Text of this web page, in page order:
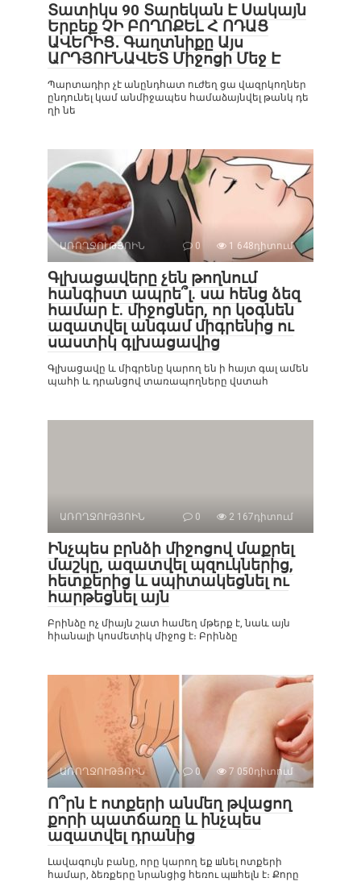
Տատիկս 90 Տարեկան Է Սակայն
Երբեք ՉԻ ԲՈՂՈՔԵԼ Հ ՈԴԱՑ
ԱՎԵՐԻՑ․ Գաղտնիքը Այս
ԱՐԴՅՈՒՆԱՎԵՏ Միջոցի Մեջ Է
Պարտադիր չէ անընդհատ ուժեղ ցա վազրկողներ
ընդունել կամ անմիջապես համաձայնվել թանկ դե
ղի նե
ԱՌՈՂՋՈՒԹՅՈԻՆ 0 1 648դիտում
Գլխացավերը չեն թողնում
հանգիստ ապրե՞լ. սա հենց ձեզ
համար է. միջոցներ, որ կօգնեն
ազատվել անգամ միգրենից ու
սաստիկ գլխացավից
Գլխացավը և միգրենը կարող են ի հայտ գալ ամեն
պահի և դրանցով տառապողները վստահ
ԱՌՈՂՋՈՒԹՅՈԻՆ 0 2 167դիտում
Ինչպես բրնձի միջոցով մաքրել
մաշկը, ազատվել պզուկներից,
հետքերից և սպիտակեցնել ու
հարթեցնել այն
Բրինձը ոչ միայն շատ համեղ մթերք է, նաև այն
հիանալի կոսմետիկ միջոց է։ Բրինձը
ԱՌՈՂՋՈՒԹՅՈԻՆ 0 7 050դիտում
Ո՞րն է ոտքերի անմեղ թվացող
քորի պատճառը և ինչպես
ազատվել դրանից
Լավագույն բանը, որը կարող եք шնել ոտքերի
համար, ձեռքերը նրանցից հեռու պшհելն է։ Քորը